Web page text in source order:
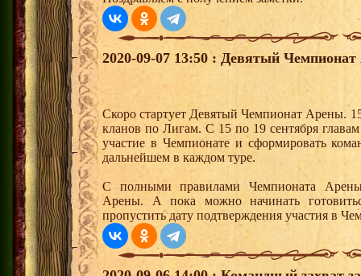
2020-09-07 13:50 : Девятый
Скоро стартует Девятый Чемпионат Арены. 15
кланов по Лигам. С 15 по 19 сентября
участие в Чемпионате и сформировать
дальнейшем в каждом туре.
С полными правилами Чемпионата
Арены. А пока можно начинать
пропустить дату подтверждения участия в